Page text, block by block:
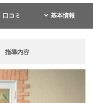
口コミ 基本情報
指導内容